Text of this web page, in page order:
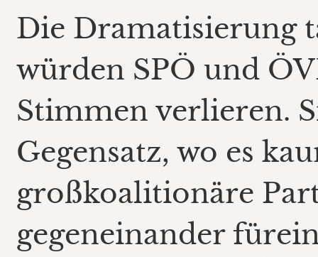
Die Dramatisierung
würden SPÖ und
Stimmen verlieren.
Gegensatz, wo es
großkoalitionäre
gegeneinander